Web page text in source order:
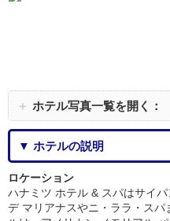
＋ ホテル写真一覧を開く：
▼ ホテルの説明
ロケーション
ハナミツ ホテル & スパはサイ
デ マリアナスやニ・ララ・ス